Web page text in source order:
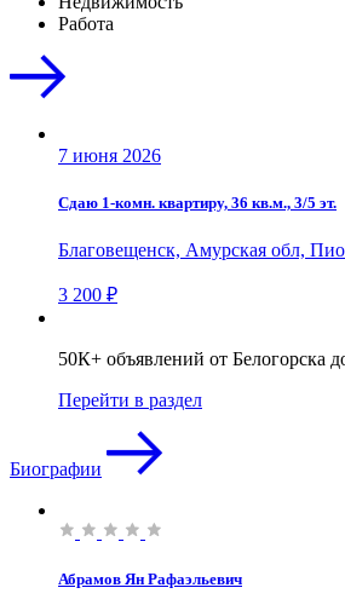
Работа
7 июня 2026
Сдаю 1-комн. квартиру, 36 кв.м., 3/5 эт.
Благовещенск, Амурская обл,
3 200 ₽
50К+ объявлений от Белогорска
Перейти в раздел
Биографии
Абрамов Ян Рафаэльевич